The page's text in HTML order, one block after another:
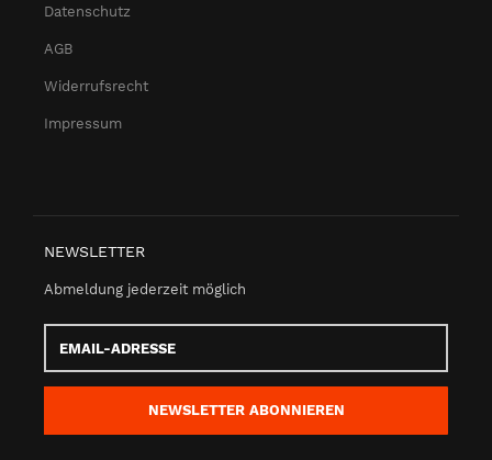
Datenschutz
AGB
Widerrufsrecht
Impressum
NEWSLETTER
Abmeldung jederzeit möglich
Adresse
NEWSLETTER ABONNIEREN